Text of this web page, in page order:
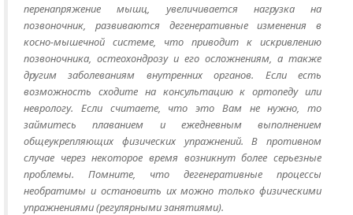
перенапряжение мышц, увеличивается нагрузка на
позвоночник, развиваются дегенеративные изменения в
косно-мышечной системе, что приводит к искривлению
позвоночника, остеохондрозу и его осложнениям, а также
другим заболеваниям внутренних органов. Если есть
возможность сходите на консультацию к ортопеду или
неврологу. Если считаете, что это Вам не нужно, то
займитесь плаванием и ежедневным выполнением
общеукрепляющих физических упражнений. В противном
случае через некоторое время возникнут более серьезные
проблемы. Помните, что дегенеративные процессы
необратимы и остановить их можно только физическими
упражнениями (регулярными занятиями).